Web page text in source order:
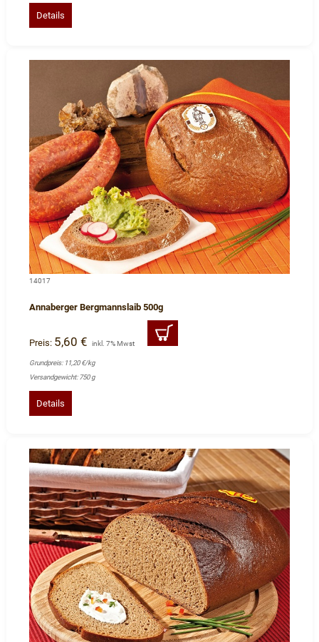
Details
14017
Annaberger Bergmannslaib 500g
Preis: 5,60 € inkl. 7% Mwst
Grundpreis: 11,20 €/kg
Versandgewicht: 750 g
Details